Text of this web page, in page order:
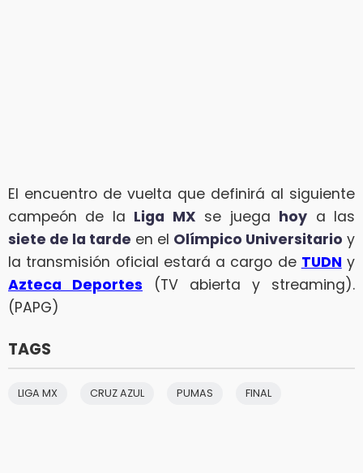
El encuentro de vuelta que definirá al siguiente
campeón de la Liga MX se juega hoy a las
siete de la tarde en el Olímpico Universitario y
la transmisión oficial estará a cargo de TUDN y
Azteca Deportes (TV abierta y streaming).
(PAPG)
TAGS
LIGA MX CRUZ AZUL PUMAS FINAL